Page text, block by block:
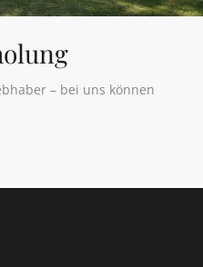
– bei uns können